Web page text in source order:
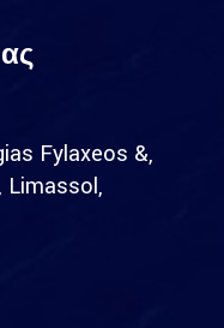
Fylaxeos &,
Limassol,